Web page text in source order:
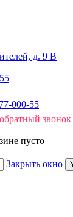
д. 9 В
000-55
обратный звонок
пусто
Закрыть окно